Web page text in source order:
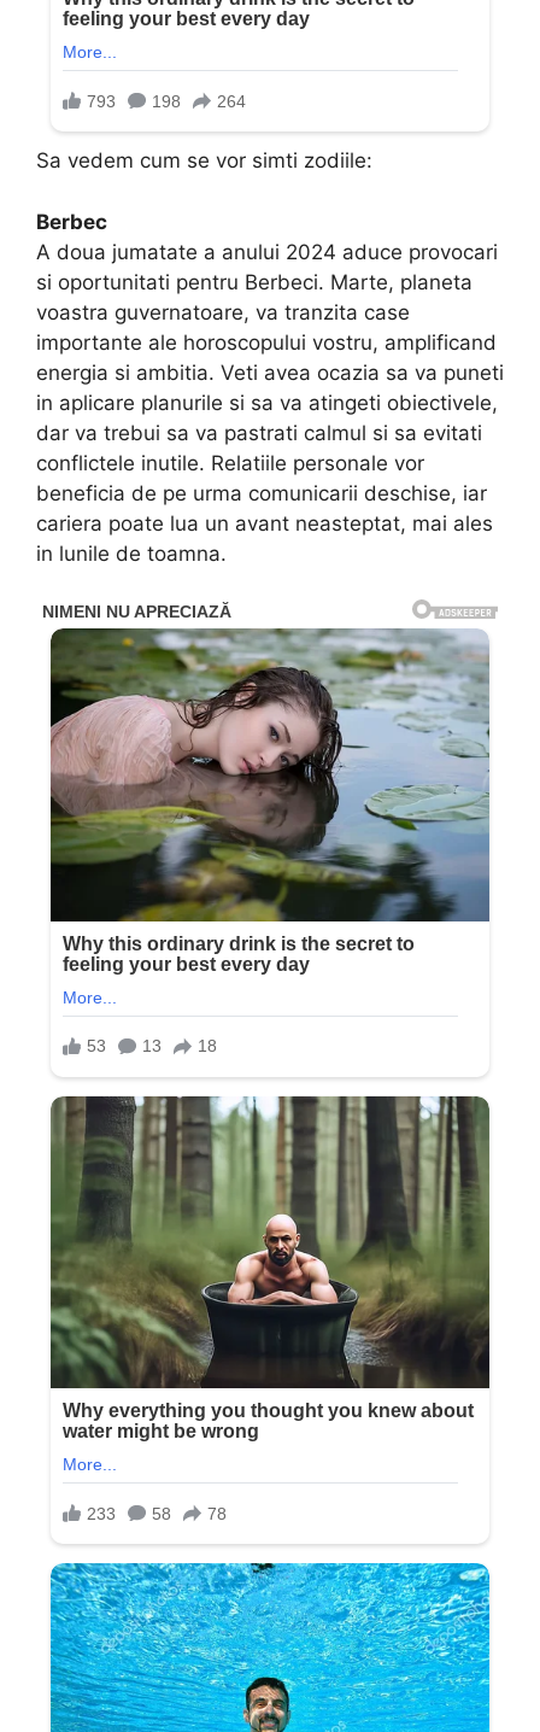
Sa vedem cum se vor simti zodiile:
Berbec
A doua jumatate a anului 2024 aduce provocari
si oportunitati pentru Berbeci. Marte, planeta
voastra guvernatoare, va tranzita case
importante ale horoscopului vostru, amplificand
energia si ambitia. Veti avea ocazia sa va puneti
in aplicare planurile si sa va atingeti obiectivele,
dar va trebui sa va pastrati calmul si sa evitati
conflictele inutile. Relatiile personale vor
beneficia de pe urma comunicarii deschise, iar
cariera poate lua un avant neasteptat, mai ales
in lunile de toamna.